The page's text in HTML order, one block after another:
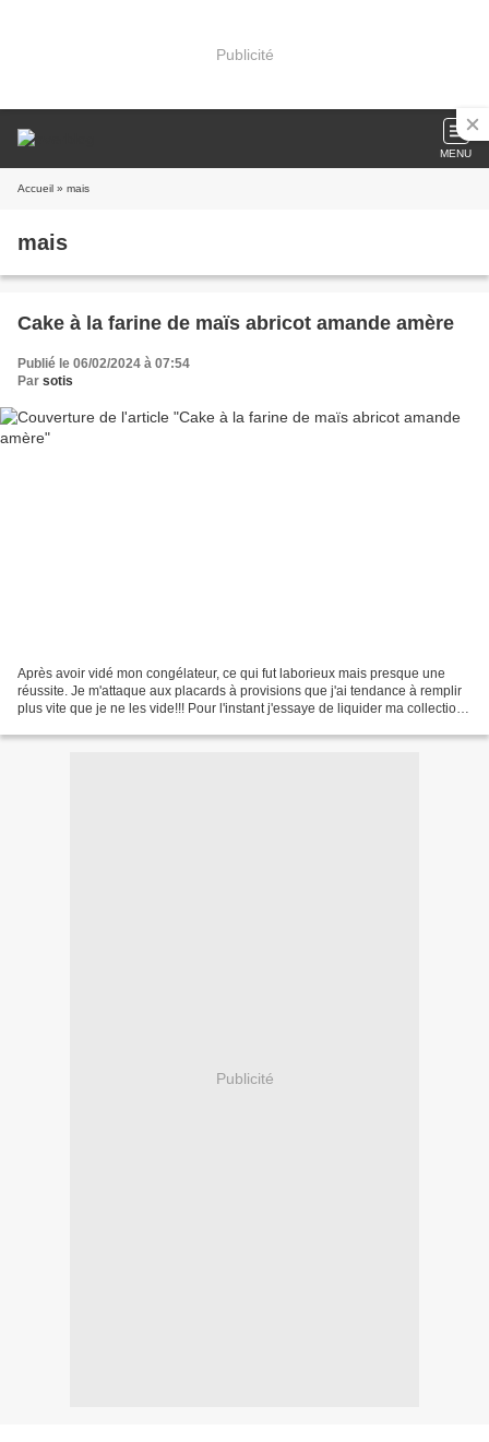
Publicité
MENU
Accueil » mais
mais
Cake à la farine de maïs abricot amande amère
Publié le 06/02/2024 à 07:54
Par sotis
Après avoir vidé mon congélateur, ce qui fut laborieux mais presque une
réussite. Je m'attaque aux placards à provisions que j'ai tendance à remplir
plus vite que je ne les vide!!! Pour l'instant j'essaye de liquider ma collection
Publicité